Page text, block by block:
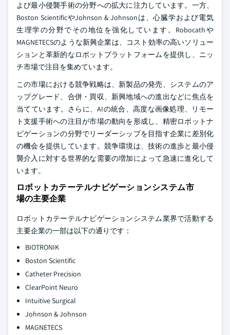
よび最小侵襲手術の分野への拡大に注力しています。一方、
Boston ScientificやJohnson & Johnsonは、心臓学および電気
生理学の分野でその地位を強化しています。Robocathや
MAGNETECSのような新興企業は、コスト効率の高いソリュー
ションと革新的なロボットプラットフォームを提供し、ニッ
チ市場で注目を集めています。
この市場における競争戦略は、新製品の発売、システムのア
ップグレード、合併・買収、新興地域への進出などに焦点を
当てています。さらに、AIの統合、高度な画像処理、リモー
ト支援手術への注目が市場の動向を形成し、精密ロボットナ
ビゲーションの分野でリーダーシップを目指す企業に差別化
の機会を提供しています。競争環境は、技術の進歩と最小侵
襲介入に対する世界的な需要の増加によって急速に進化して
います。
ロボットカテーテルナビゲーションシステム市
場の主要企業
ロボットカテーテルナビゲーションシステム業界で活動する
主要企業の一部は以下の通りです：
BIOTRONIK
Boston Scientific
Catheter Precision
ClearPoint Neuro
Intuitive Surgical
Johnson & Johnson
MAGNETECS